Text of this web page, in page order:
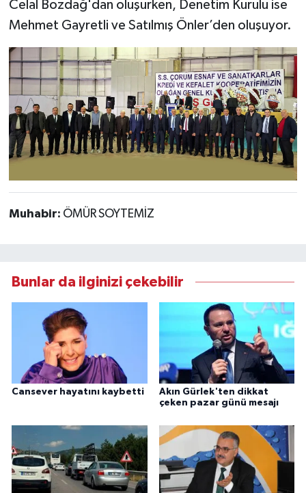
Celal Bozdağ'dan oluşurken, Denetim Kurulu ise
Mehmet Gayretli ve Satılmış Önler’den oluşuyor.
Muhabir: ÖMÜR SOYTEMİZ
Bunlar da ilginizi çekebilir
Cansever hayatını kaybetti
Akın Gürlek'ten dikkat
çeken pazar günü mesajı